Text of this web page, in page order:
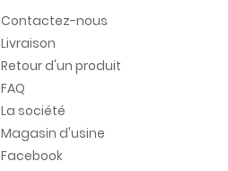
Contactez-nous
Livraison
Retour d'un produit
FAQ
La société
Magasin d'usine
Facebook